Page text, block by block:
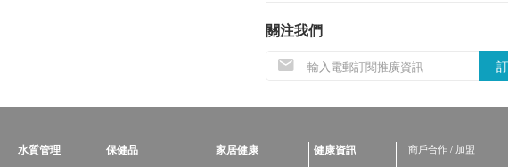
關注我們
水質管理 保健品 家居健康 健康資訊
商戶合作 / 加盟